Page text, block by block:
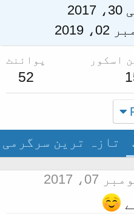
2019
اسکور پوائنٹ
52
تازہ ترین سرگرمی
07، 2017